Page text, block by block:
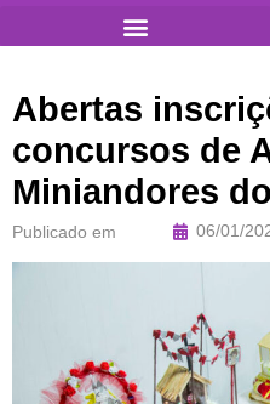
Abertas
concursos de
Miniandores
Publicado em 06/01/